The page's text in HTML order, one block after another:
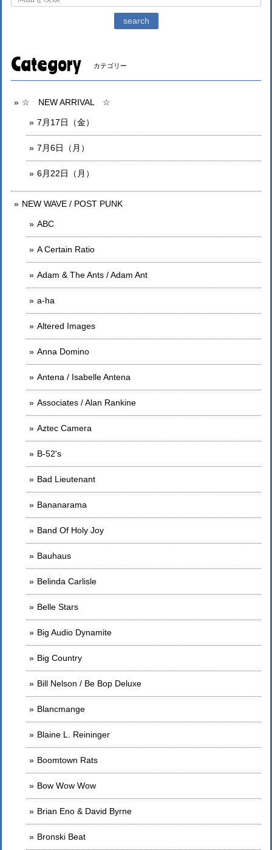
search
Category カテゴリー
☆ NEW ARRIVAL ☆
7月17日（金）
7月6日（月）
6月22日（月）
NEW WAVE / POST PUNK
ABC
A Certain Ratio
Adam & The Ants / Adam Ant
a-ha
Altered Images
Anna Domino
Antena / Isabelle Antena
Associates / Alan Rankine
Aztec Camera
B-52's
Bad Lieutenant
Bananarama
Band Of Holy Joy
Bauhaus
Belinda Carlisle
Belle Stars
Big Audio Dynamite
Big Country
Bill Nelson / Be Bop Deluxe
Blancmange
Blaine L. Reininger
Boomtown Rats
Bow Wow Wow
Brian Eno & David Byrne
Bronski Beat